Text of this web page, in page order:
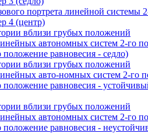
портрета линейной системы
4 (центр)
вблизи грубых положений
автономных систем 2-го
равновесия - седло)
вблизи грубых положений
авто-номных систем 2-го
равновесия -
вблизи грубых положений
автономных систем 2-го
равновесия -